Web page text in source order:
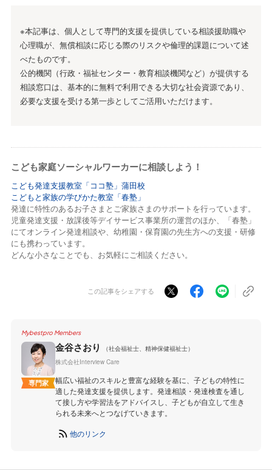
※本記事は、個人として専門的支援を提供している相談援助職や
心理職が、無償相談に応じる際のリスクや倫理的課題について述
べたものです。
公的機関（行政・福祉センター・教育相談機関など）が提供する
相談窓口は、基本的に無料で利用できる大切な社会資源であり、
必要な支援を受ける第一歩としてご活用いただけます。
こども家庭ソーシャルワーカーに相談しよう！
こども発達支援教室「ココ塾」蒲田校
こどもと家族の学びかた教室「春塾」
発達に特性のあるお子さまとご家族さまのサポートを行っています。
児童発達支援・放課後等デイサービス事業所の運営のほか、「春塾」
にてオンライン発達相談や、幼稚園・保育園の先生方への支援・研修
にも携わっています。
どんな小さなことでも、お気軽にご相談ください。
この記事をシェアする
Mybestpro Members
専門家
金谷さおり
（社会福祉士、精神保健福祉士）
株式会社Interview Care
幅広い福祉のスキルと豊富な経験を基に、子どもの特性に
適した発達支援を提供します。発達相談・発達検査を通し
て接し方や学習法をアドバイスし、子どもが自立して生き
られる未来へとつなげていきます。
他のリンク